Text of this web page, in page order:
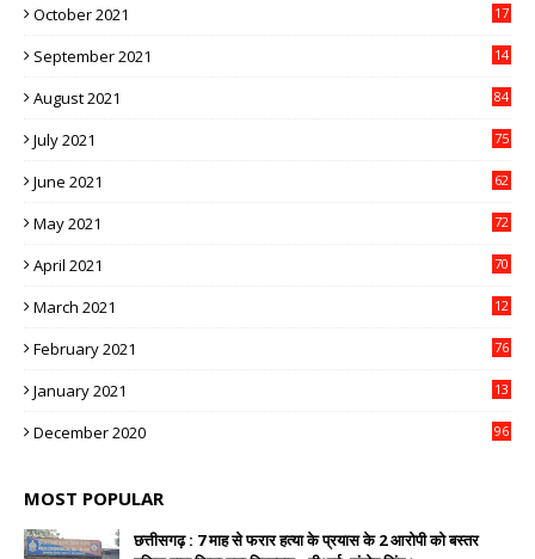
October 2021
17
September 2021
14
August 2021 84
July 2021 75
June 2021 62
May 2021 72
April 2021 70
March 2021
12
February 2021 76
January 2021
13
December 2020 96
MOST POPULAR
छत्तीसगढ़ : 7 माह से फरार हत्या के प्रयास के 2 आरोपी को बस्तर